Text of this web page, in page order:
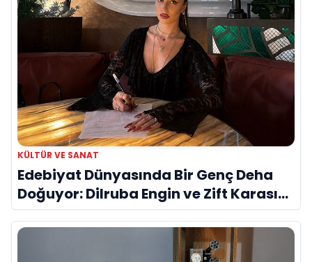
KÜLTÜR VE SANAT
Edebiyat Dünyasında Bir Genç Deha
Doğuyor: Dilruba Engin ve Zift Karası
Evreni ‘AVENOİR’